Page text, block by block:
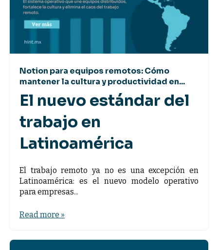
Notion para equipos remotos: Cómo
mantener la cultura y productividad en...
El nuevo estándar del
trabajo en
Latinoamérica
El trabajo remoto ya no es una excepción en
Latinoamérica: es el nuevo modelo operativo
para empresas...
Read more »